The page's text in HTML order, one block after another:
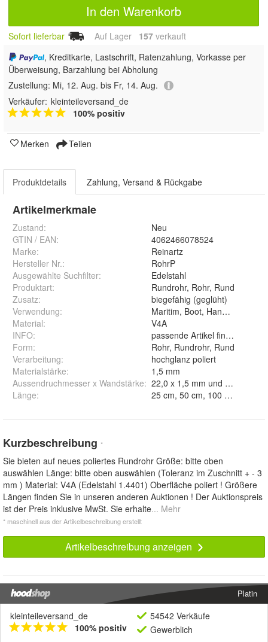
In den Warenkorb
Sofort lieferbar Auf Lager 157 verkauft
, Kreditkarte, Lastschrift, Ratenzahlung, Vorkasse per
Überweisung, Barzahlung bei Abholung
Zustellung: Mi, 12. Aug. bis Fr, 14. Aug.
Verkäufer: kleinteileversand_de
100% positiv
Merken Teilen
Produktdetails Zahlung, Versand & Rückgabe
Artikelmerkmale
Zustand:
Neu
GTIN / EAN:
4062466078524
Marke:
Reinartz
Hersteller Nr.:
RohrP
Ausgewählte Suchfilter:
Edelstahl
Produktart:
Rundrohr, Rohr, Rund
Zusatz:
biegefähig (geglüht)
Verwendung:
Maritim, Boot, Handlauf,
Material:
V4A
INFO:
passende Artikel finden Sie in
Form:
Rohr, Rundrohr, Rund
Verarbeitung:
hochglanz poliert
Materialstärke:
1,5 mm
Aussendruchmesser x Wandstärke:
22,0 x 1,5 mm und 25,0
Länge:
Kurzbeschreibung *
Sie bieten auf neues poliertes Rundrohr Größe: bitte oben
auswählen Länge: bitte oben auswählen (Toleranz im Zuschnitt + - 3
mm ) Material: V4A (Edelstahl 1.4401) Oberfläche poliert ! Größere
Längen finden Sie in unseren anderen Auktionen ! Der Auktionspreis
ist der Preis inklusive MwSt. Sie erhalte... Mehr
* maschinell aus der Artikelbeschreibung erstellt
Artikelbeschreibung anzeigen
Platin
kleinteileversand_de
100% positiv
54542 Verkäufe
Gewerblich